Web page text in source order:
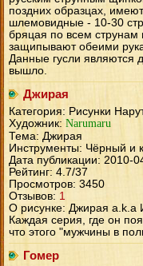
поздних образцах,
шлемовидные - 10-30
бряцая по всем
защипывают обеими
Данные гусли являются
вышло.
Джирая
Категория: Рисунки
Художник: Narumaru
Тема: Джирая
Инструменты: Чёрный и
Дата публикации: 2010-
Рейтинг: 4.7/37
Просмотров: 3450
Отзывов: 1
О рисунке: Джирая a.k.a
Каждая серия, где он
что этого "мужчины в
Гомер